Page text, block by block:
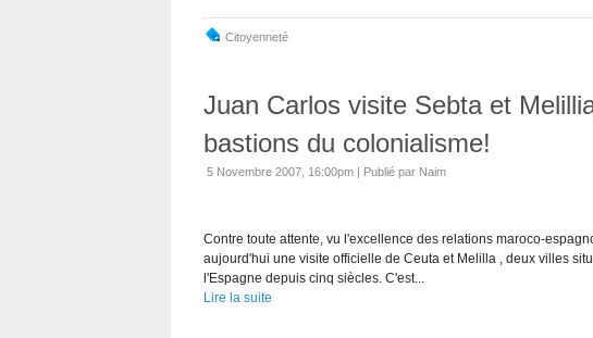
Citoyenneté
Juan Carlos visite Sebta et
bastions du colonialisme!
5 Novembre 2007, 16:00pm | Publié par Naim
Contre toute attente, vu l'excellence des relations maroco-
aujourd'hui une visite officielle de Ceuta et Melilla , deux villes
l'Espagne depuis cinq siècles. C'est...
Lire la suite